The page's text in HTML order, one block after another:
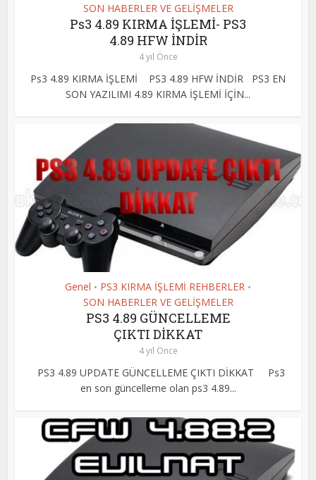
SON HABERLER VE GELİŞMELER
Ps3 4.89 KIRMA İŞLEMİ- PS3
4.89 HFW İNDİR
4 yıl Önce
Ps3 4.89 KIRMA İŞLEMİ PS3 4.89 HFW İNDİR PS3 EN
SON YAZILIMI 4.89 KIRMA İŞLEMİ İÇİN...
Genel • PS3 KIRMA İŞLEMİ REHBERLER •
SON HABERLER VE GELİŞMELER
PS3 4.89 GÜNCELLEME
ÇIKTI DİKKAT
4 yıl Önce
PS3 4.89 UPDATE GÜNCELLEME ÇIKTI DİKKAT Ps3
en son güncelleme olan ps3 4.89...